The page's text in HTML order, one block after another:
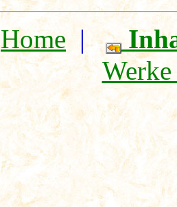
Home |